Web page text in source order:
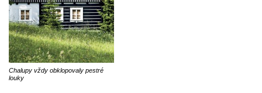
Chalupy vždy obklopovaly pestré
louky